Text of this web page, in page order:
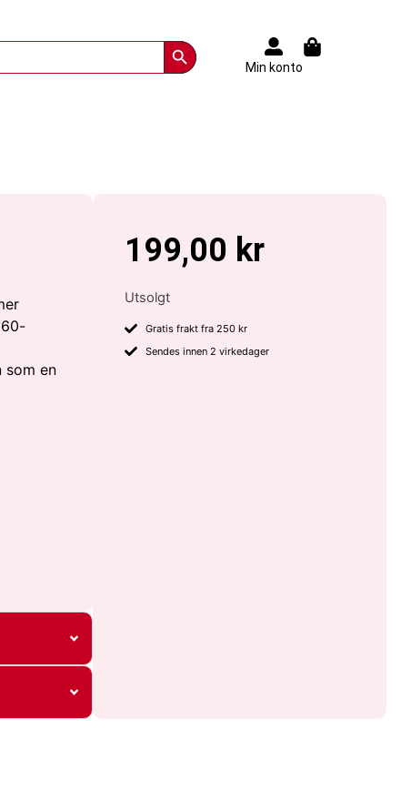
Search Button
Min konto
som en
199,00 kr
Utsolgt
Gratis frakt fra 250 kr
Sendes innen 2 virkedager